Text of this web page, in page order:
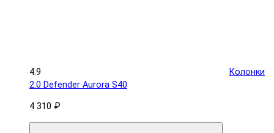
4.9
Колонки
2.0 Defender Aurora S40
4 310 ₽